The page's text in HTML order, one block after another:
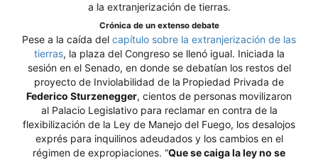
a la extranjerización de tierras.
Crónica de un extenso debate
Pese a la caída del capítulo sobre la extranjerización de las
tierras, la plaza del Congreso se llenó igual. Iniciada la
sesión en el Senado, en donde se debatían los restos del
proyecto de Inviolabilidad de la Propiedad Privada de
Federico Sturzenegger, cientos de personas movilizaron
al Palacio Legislativo para reclamar en contra de la
flexibilización de la Ley de Manejo del Fuego, los desalojos
exprés para inquilinos adeudados y los cambios en el
régimen de expropiaciones. “Que se caiga la ley no se